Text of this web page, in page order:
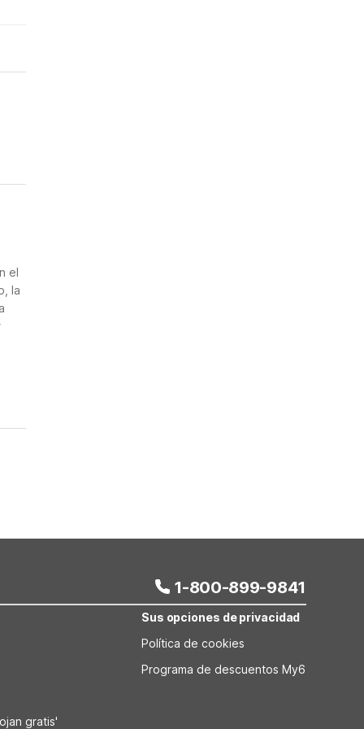
el
la
1-800-899-9841
gratis'
Sus opciones de privacidad
Política de cookies
Programa de descuentos My6